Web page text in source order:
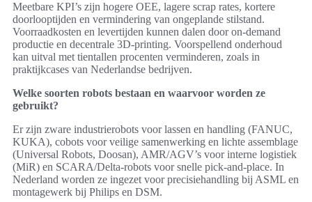
Meetbare KPI’s zijn hogere OEE, lagere scrap rates, kortere
doorlooptijden en vermindering van ongeplande stilstand.
Voorraadkosten en levertijden kunnen dalen door on-demand
productie en decentrale 3D-printing. Voorspellend onderhoud
kan uitval met tientallen procenten verminderen, zoals in
praktijkcases van Nederlandse bedrijven.
Welke soorten robots bestaan en waarvoor worden ze
gebruikt?
Er zijn zware industrierobots voor lassen en handling (FANUC,
KUKA), cobots voor veilige samenwerking en lichte assemblage
(Universal Robots, Doosan), AMR/AGV’s voor interne logistiek
(MiR) en SCARA/Delta-robots voor snelle pick-and-place. In
Nederland worden ze ingezet voor precisiehandling bij ASML en
montagewerk bij Philips en DSM.